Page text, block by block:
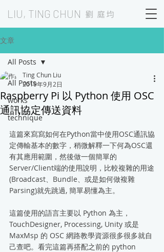
劉 庭均
LIU, TING CHUN
文章
All Posts
works
technique
All Posts
Raspberry Pi 以 Python 使用 OSC
通訊協定傳送資料
Ting Chun Liu
2019年9月2日
這篇來寫寫如何在Python當中使用OSC通訊協
定傳輸基本的數字，稍微解釋一下何為OSC還
有其應用範圍，然後做一個簡單的
Server/Client端的使用說明，比較複雜的用途
(Broadcast、Bundle、或是如何做複雜
Parsing)就先跳過, 簡單易懂為主。
這篇使用的語言主要以 Python 為主，
TouchDesigner, Processing, Unity 或是
MaxMsp 的 OSC 網路教學資源很多很多就自
己查吧。看完這篇再搭配之前的 python